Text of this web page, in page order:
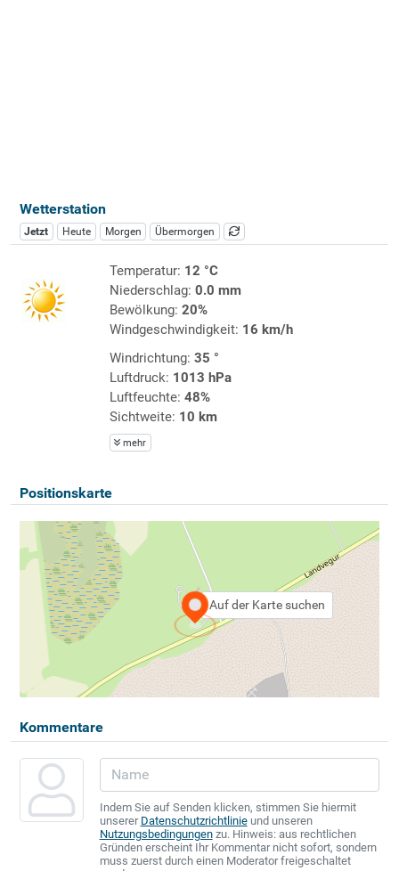
Wetterstation
Jetzt Heute Morgen Übermorgen
Temperatur: 12 °C
Niederschlag: 0.0 mm
Bewölkung: 20%
Windgeschwindigkeit: 16 km/h
Windrichtung: 35 °
Luftdruck: 1013 hPa
Luftfeuchte: 48%
Sichtweite: 10 km
mehr
Positionskarte
Auf der Karte suchen
Kommentare
Indem Sie auf Senden klicken, stimmen Sie hiermit
unserer Datenschutzrichtlinieund unseren
Nutzungsbedingungenzu. Hinweis: aus rechtlichen
Gründen erscheint Ihr Kommentar nicht sofort, sondern
muss zuerst durch einen Moderator freigeschaltet